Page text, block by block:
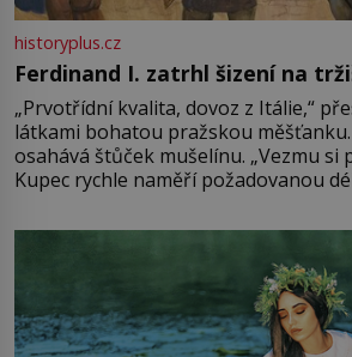
historyplus.cz
Ferdinand I. zatrhl šizení na
„Prvotřídní kvalita, dovoz z Itálie,“
látkami bohatou pražskou
osahává štůček mušelínu. „Vezmu si
Kupec rychle naměří požadovanou
milostpaní. Stačí jenom na sukni,“
množství růžového mušelínu. „Ošidili